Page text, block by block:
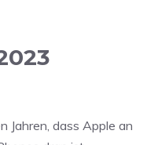
Jahren, dass Apple an